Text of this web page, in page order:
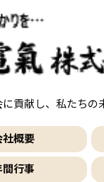
貢献し、私たちの
社概要
間行事